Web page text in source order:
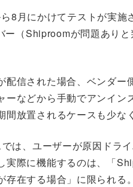
8月にかけてテストが実施
（Shiproomが問題あり
配信された場合、ベンダー
などから手動でアンイン
放置されるケースも少な
は、ユーザーが原因ドラ
実際に機能するのは、「
存在する場合」に限られる